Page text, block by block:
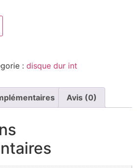
: disque dur int
Avis (0)